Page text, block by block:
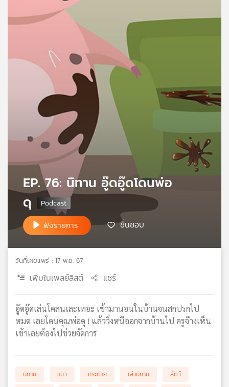
เพลง
บทความ
เกี่ยว
เครือ
วิทยุ
ไทย
แผนที่
วิทยุ
EP. 76: นิทาน อู๊ดอู๊ดโดนพ่อ
ดุ
ฟังรายการ ชื่นชอบ
วันที่เผยแพร่ : 17 พ.ย. 67
เพิ่มในเพลย์ลิสต์ แชร์
อู๊ดอู๊ดเล่นโคลนเละเทอะ เข้ามานอนในบ้านจนสกปรกไป
หมด เลยโดนคุณพ่อดุ ! แล้ววิ่งหนีออกจากบ้านไป ครูจ๊างเห็น
เข้าเลยต้องไปช่วยจัดการ
นิทาน แมว กระต่าย เล่านิทาน
สัตว์